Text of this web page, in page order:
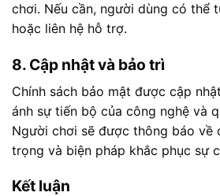
chơi. Nếu cần, người dùng có thể
hoặc liên hệ hỗ trợ.
8. Cập nhật và bảo trì
Chính sách bảo mật được cập
ánh sự tiến bộ của công nghệ và
Người chơi sẽ được thông báo về
trọng và biện pháp khắc phục sự
Kết luận